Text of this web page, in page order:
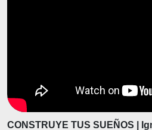
CONSTRUYE TUS SUEÑOS |